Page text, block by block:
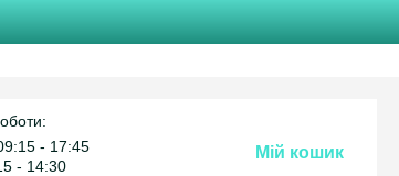
- 17:45
- 14:30
Мій кошик